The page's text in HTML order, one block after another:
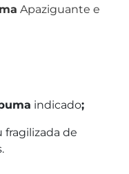
Apaziguante e
indicado;
fragilizada de